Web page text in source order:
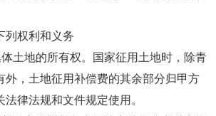
列权利和义务
土地的所有权。国家征用土地时，除青
外，土地征用补偿费的其余部分归甲方
律法规和文件规定使用。